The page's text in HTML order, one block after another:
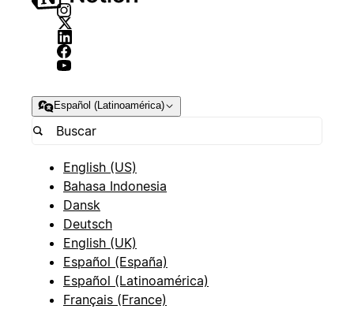
Español (Latinoamérica)
English (US)
Bahasa Indonesia
Dansk
Deutsch
English (UK)
Español (España)
Español (Latinoamérica)
Français (France)